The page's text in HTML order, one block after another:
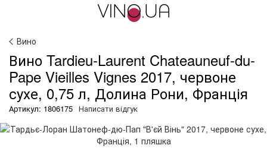
Вино
Вино Tardieu-Laurent Chateauneuf-du-
Pape Vieilles Vignes 2017, червоне
сухе, 0,75 л, Долина Рони, Франція
Артикул: 1806175 Написати відгук